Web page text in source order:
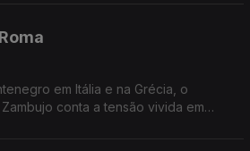
em Itália e na Grécia, o
conta a tensão vivida em